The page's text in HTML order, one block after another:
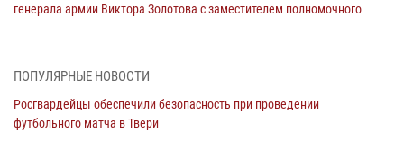
генерала армии Виктора Золотова с заместителем полномочного
31 июля 2026, 05:42 4
Росгвардейцы в Твери приняли участие в молебне, посвященном
Дню Крещения Руси
ПОПУЛЯРНЫЕ НОВОСТИ
Росгвардейцы обеспечили безопасность при проведении
футбольного матча в Твери